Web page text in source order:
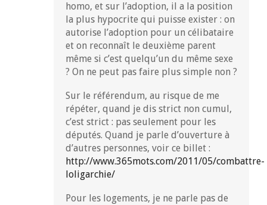
homo, et sur l’adoption, il a la position
la plus hypocrite qui puisse exister : on
autorise l’adoption pour un célibataire
et on reconnaît le deuxième parent
même si c’est quelqu’un du même sexe
? On ne peut pas faire plus simple non ?
Sur le référendum, au risque de me
répéter, quand je dis strict non cumul,
c’est strict : pas seulement pour les
députés. Quand je parle d’ouverture à
d’autres personnes, voir ce billet :
http://www.365mots.com/2011/05/combattre-
loligarchie/
Pour les logements, je ne parle pas de